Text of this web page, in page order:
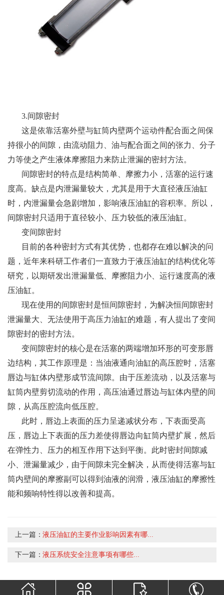
3.间隙密封
这是依靠活塞外壁与缸筒内壁两个运动件配合面之间保
持很小的间隙，由流动阻力、油与配合面之间的张力、分子
力等使之产生液体摩擦阻力来防止泄漏的密封方法。
间隙密封的特点是结构简单、摩擦力小，活塞的运行速
度高。缺点是内泄漏量较大，尤其是用于大直径液压油缸
时，内泄漏量会急剧增加，影响液压油缸的容积率。所以，
间隙密封只适用于直径较小、压力较低的液压油缸。
变间隙密封
目前的各种密封方式有其优势，也都存在难以解决的问
题，近年来科研工作者们一直致力于液压油缸的结构优化等
研究，以期研发出泄漏量低、摩擦阻力小、运行速度高的液
压油缸。
现在使用的间隙密封是恒间隙密封，为解决恒间隙密封
泄漏量大、无法使用于高压力油缸的难题，有人提出了变间
隙密封的密封方法。
变间隙密封的核心是在活塞的两端增加环形的可变形唇
边结构，其工作原理是：当油液通向油缸的高压腔时，活塞
唇边与缸体内壁形成节流间隙。由于压差流动，以及活塞与
缸筒内壁剪切流动的作用，高压油通过唇边与缸体内壁的间
隙，从高压腔流向低压腔。
此时，唇边上表面的压力呈递减状分布，下表面受高
压，唇边上下表面的压力差使得唇边向缸筒内壁扩展，然后
在弹性力、压力的相互作用下达到平衡。此时密封间隙减
小、泄漏量减少，由于间隙未完全解决，从而使得活塞与缸
筒内壁间的摩擦副可以得到油液的润滑，液压油缸的摩擦性
能和频响特性得以改善和提高。
上一篇：液压油缸的主要作业影响因素有哪...
下一篇：液压系统安全注意事项有哪些...